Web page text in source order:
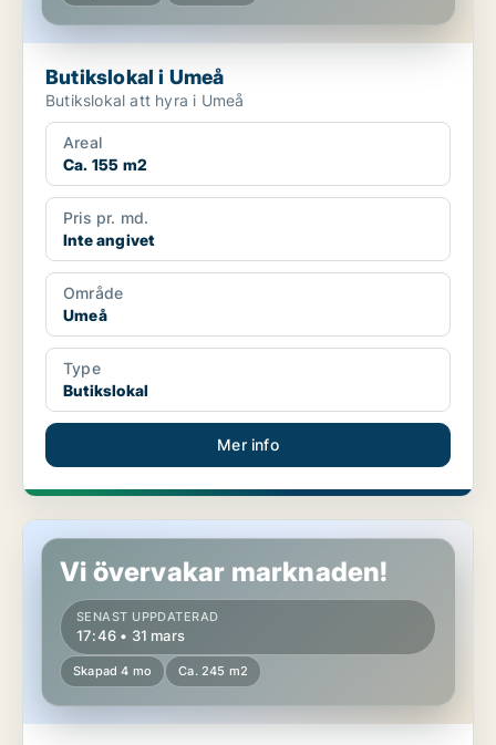
Butikslokal i Umeå
Butikslokal att hyra i Umeå
Areal
Ca. 155 m2
Pris pr. md.
Inte angivet
Område
Umeå
Type
Butikslokal
Mer info
Restaurang i Umeå
Vi övervakar marknaden!
SENAST UPPDATERAD
17:46 • 31 mars
Skapad 4 mo Ca. 245 m2